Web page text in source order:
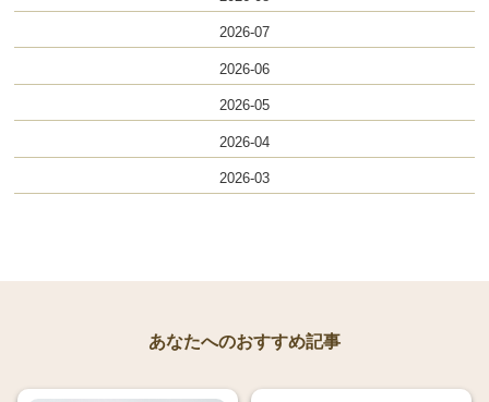
2026-07
2026-06
2026-05
2026-04
2026-03
あなたへのおすすめ記事